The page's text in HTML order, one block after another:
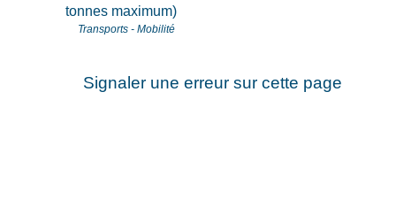
tonnes maximum)
Transports - Mobilité
Signaler une erreur sur cette page